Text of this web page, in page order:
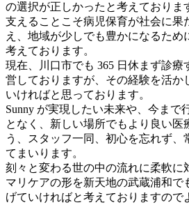
の選択が正しかったと考えておりま
支えることこそ病児保育が社会に果
え、地域が少しでも豊かになるため
考えております。
現在、川口市でも 365 日休まず診療
営しておりますが、その経験を活か
いければと思っております。
Sunny が実現したい未来や、今まで
となく、新しい場所でもより良い医
う、スタッフ一同、初心を忘れず、
てまいります。
刻々と変わる世の中の流れに柔軟に
マリケアの形を新天地の武蔵浦和で
げていければと考えておりますので